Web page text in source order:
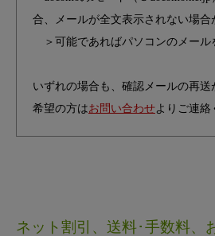
合、メールが全文表示されない場
＞可能であればパソコンのメール
いずれの場合も、確認メールの再
希望の方はお問い合わせよりご連絡
ネット割引、送料･手数料、